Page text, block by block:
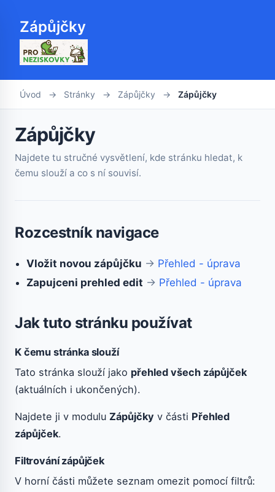
Zápůjčky
Úvod → Stránky → Zápůjčky → Zápůjčky
Zápůjčky
Najdete tu stručné vysvětlení, kde stránku hledat, k
čemu slouží a co s ní souvisí.
Rozcestník navigace
Vložit novou zápůjčku → Přehled - úprava
Zapujceni prehled edit → Přehled - úprava
Jak tuto stránku používat
K čemu stránka slouží
Tato stránka slouží jako přehled všech zápůjček
(aktuálních i ukončených).
Najdete ji v modulu Zápůjčky v části Přehled
zápůjček.
Filtrování zápůjček
V horní části můžete seznam omezit pomocí filtrů: